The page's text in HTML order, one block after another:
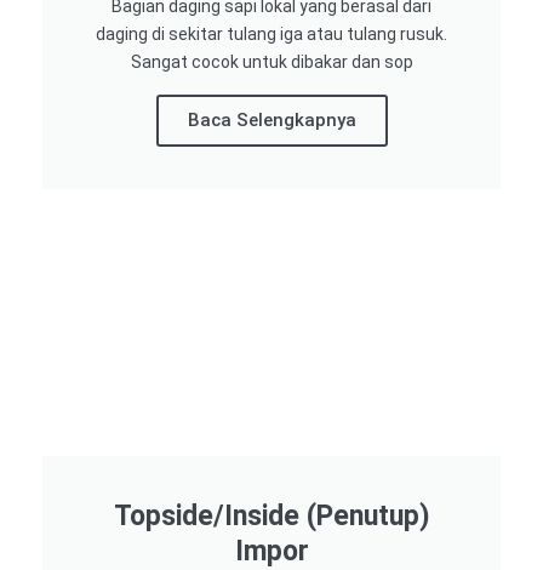
Bagian daging sapi lokal yang berasal dari
daging di sekitar tulang iga atau tulang rusuk.
Sangat cocok untuk dibakar dan sop
Baca Selengkapnya
Topside/Inside (Penutup)
Impor​